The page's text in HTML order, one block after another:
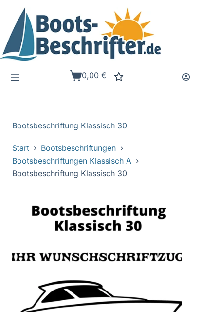
Inhalt
springen
Warenkorb
0,00€
Bootsbeschriftung Klassisch 30
Start
Bootsbeschriftungen
Bootsbeschriftungen Klassisch A
Bootsbeschriftung Klassisch 30